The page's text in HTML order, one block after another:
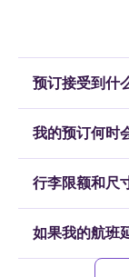
预订接受到什
田/成田航班，在
天预订。达到容
我的预订何时
天预订，我们将
行李限额和尺
外，请注意，您
人免费一个，第
如果我的航班
我们无法等候